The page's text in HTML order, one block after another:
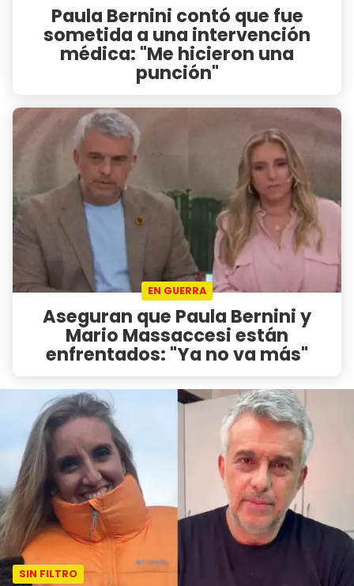
Paula Bernini contó que fue
sometida a una intervención
médica: "Me hicieron una
punción"
EN GUERRA
Aseguran que Paula Bernini y
Mario Massaccesi están
enfrentados: "Ya no va más"
SIN FILTRO